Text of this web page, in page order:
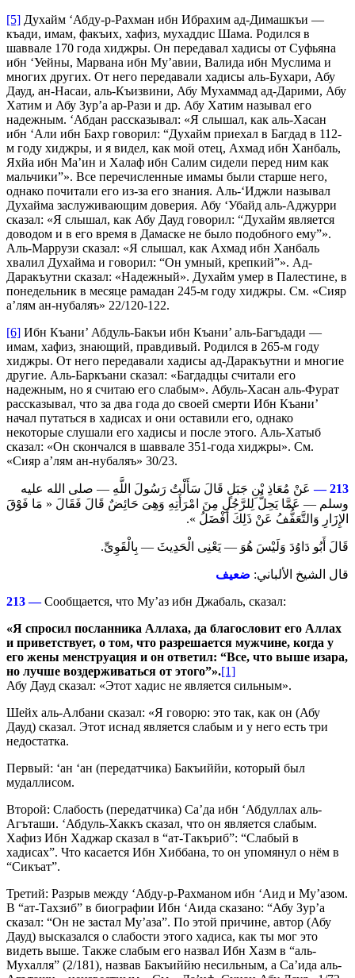
[5] Духайм ‘Абду-р-Рахман ибн Ибрахим ад-Димашкъи —
къади, имам, факъих, хафиз, мухаддис Шама. Родился в
шаввале 170 года хиджры. Он передавал хадисы от Суфьяна
ибн ‘Уейны, Марвана ибн Му’авии, Валида ибн Муслима и
многих других. От него передавали хадисы аль-Бухари, Абу
Дауд, ан-Насаи, аль-Къизвини, Абу Мухаммад ад-Дарими, Абу
Хатим и Абу Зур’а ар-Рази и др. Абу Хатим называл его
надежным. ‘Абдан рассказывал: «Я слышал, как аль-Хасан
ибн ‘Али ибн Бахр говорил: “Духайм приехал в Багдад в 112-
м году хиджры, и я видел, как мой отец, Ахмад ибн Ханбаль,
Яхйа ибн Ма’ин и Халаф ибн Салим сидели перед ним как
мальчики”». Все перечисленные имамы были старше него,
однако почитали его из-за его знания. Аль-‘Иджли называл
Духайма заслуживающим доверия. Абу ‘Убайд аль-Аджурри
сказал: «Я слышал, как Абу Дауд говорил: “Духайм является
доводом и в его время в Дамаске не было подобного ему”».
Аль-Маррузи сказал: «Я слышал, как Ахмад ибн Ханбаль
хвалил Духайма и говорил: “Он умный, крепкий”». Ад-
Даракъутни сказал: «Надежный». Духайм умер в Палестине, в
понедельник в месяце рамадан 245-м году хиджры. См. «Сияр
а’лям ан-нубаляъ» 22/120-122.
[6] Ибн Къани’ Абдуль-Бакъи ибн Къани’ аль-Багъдади —
имам, хафиз, знающий, правдивый. Родился в 265-м году
хиджры. От него передавали хадисы ад-Даракъутни и многие
другие. Аль-Баркъани сказал: «Багдадцы считали его
надежным, но я считаю его слабым». Абуль-Хасан аль-Фурат
рассказывал, что за два года до своей смерти Ибн Къани’
начал путаться в хадисах и они оставили его, однако
некоторые слушали его хадисы и после этого. Аль-Хатыб
сказал: «Он скончался в шаввале 351-года хиджры». См.
«Сияр а’лям ан-нубаляъ» 30/23.
213 —
عَنْ مُعَاذِ بْنِ جَبَلٍ قَالَ سَأَلْتُ رَسُولَ اللَّهِ — صلى الله عليه
وسلم — عَمَّا يَحِلُّ لِلرَّجُلِ مِنَ امْرَأَتِهِ وَهِىَ حَائِضٌ قَالَ فَقَالَ « مَا فَوْقَ
الإِزَارِ وَالتَّعَفُّفُ عَنْ ذَلِكَ أَفْضَلُ ».
قَالَ أَبُو دَاوُدَ وَلَيْسَ هُوَ — يَعْنِى الْحَدِيثَ — بِالْقَوِىِّ.
قال الشيخ الألباني: ضعيف
213 — Сообщается, что Му’аз ибн Джабаль, сказал:
«Я спросил посланника Аллаха, да благословит его Аллах
и приветствует, о том, что разрешается мужчине, когда у
его жены менструация и он ответил: “Все, что выше изара,
но лучше воздерживаться от этого”».[1]
Абу Дауд сказал: «Этот хадис не является сильным».
Шейх аль-Албани сказал: «Я говорю: это так, как он (Абу
Дауд) сказал. Этот иснад является слабым и у него есть три
недостатка.
Первый: ‘ан ‘ан (передатчика) Бакъиййи, который был
мудаллисом.
Второй: Слабость (передатчика) Са’да ибн ‘Абдуллах аль-
Агъташи. ‘Абдуль-Хаккъ сказал, что он является слабым.
Хафиз Ибн Хаджар сказал в “ат-Такъриб”: “Слабый в
хадисах”. Что касается Ибн Хиббана, то он упомянул о нём в
“Сикъат”.
Третий: Разрыв между ‘Абду-р-Рахманом ибн ‘Аид и Му’азом.
В “ат-Тахзиб” в биографии Ибн ‘Аида сказано: “Абу Зур’а
сказал: “Он не застал Му’аза”. По этой причине, автор (Абу
Дауд) высказался о слабости этого хадиса, как ты мог это
видеть выше. Также слабым его назвал Ибн Хазм в “аль-
Мухалля” (2/181), назвав Бакъиййю несильным, а Са’ида аль-